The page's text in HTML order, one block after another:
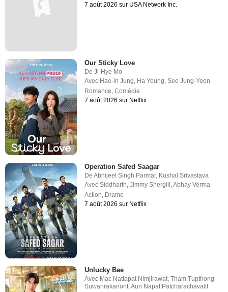
7 août 2026 sur USA Network Inc.
Our Sticky Love
DeJi-Hye Mo
Avec Hae-in Jung, Ha Young,Seo Jung-Yeon
Romance,Comédie
7 août 2026 sur Netflix
Operation Safed Saagar
DeAbhijeet Singh Parmar, Kushal Srivastava
AvecSiddharth ,Jimmy Shergill ,Abhay Verma
Action Drame
7 août 2026 sur Netflix
Unlucky Bae
Avec Mac Nattapat Nimjirawat,Tham Tupthong
Suwanrakanont,Aun Napat Patcharachavalit